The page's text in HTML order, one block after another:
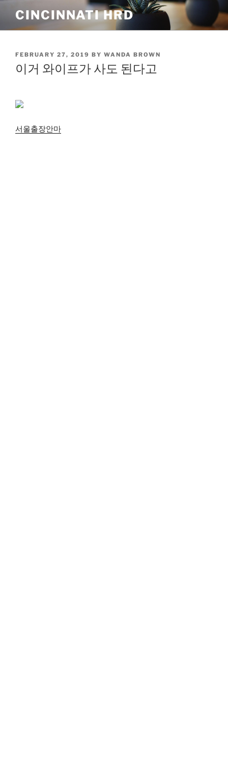
content
CINCINNATI HRD
POSTED
ON
FEBRUARY 27, 2019 BY WANDA BROWN
이거 와이프가 사도 된다고
서울출장안마